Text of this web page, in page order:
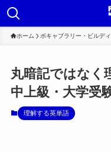
ホーム ボキャブラリー・ビルデ
丸暗記ではなく
中上級・大学受
理解する英単語